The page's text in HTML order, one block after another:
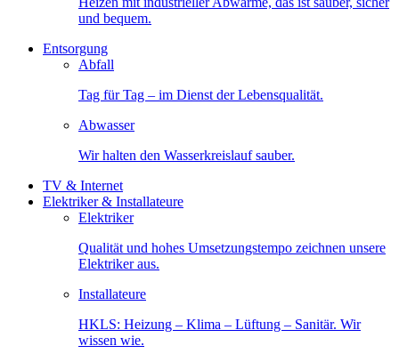
und bequem.
Entsorgung
Abfall
Tag für Tag – im Dienst der Lebensqualität.
Abwasser
Wir halten den Wasserkreislauf sauber.
TV & Internet
Elektriker & Installateure
Elektriker
Qualität und hohes Umsetzungstempo zeichnen unsere
Elektriker aus.
Installateure
HKLS: Heizung – Klima – Lüftung – Sanitär. Wir
wissen wie.